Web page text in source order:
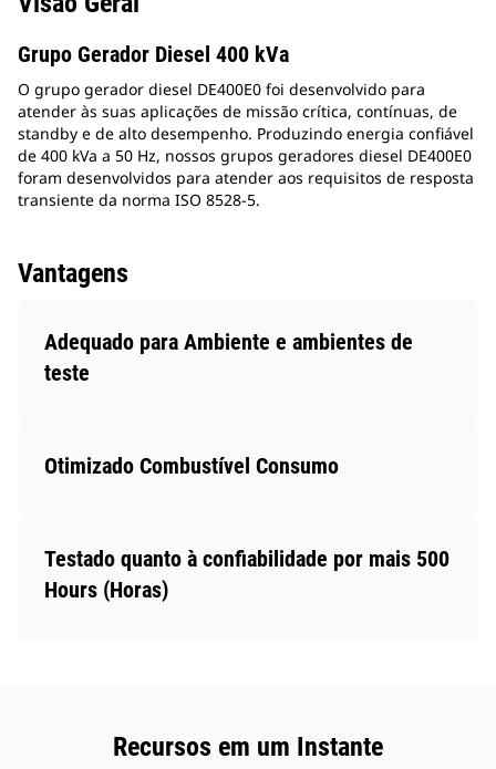
Grupo Gerador Diesel 400 kVa
O grupo gerador diesel DE400E0 foi desenvolvido para
atender às suas aplicações de missão crítica, contínuas, de
standby e de alto desempenho. Produzindo energia confiável
de 400 kVa a 50 Hz, nossos grupos geradores diesel DE400E0
foram desenvolvidos para atender aos requisitos de resposta
transiente da norma ISO 8528-5.
Vantagens
Adequado para Ambiente e ambientes de
teste
Otimizado Combustível Consumo
Testado quanto à confiabilidade por mais 500
Hours (Horas)
Recursos em um Instante